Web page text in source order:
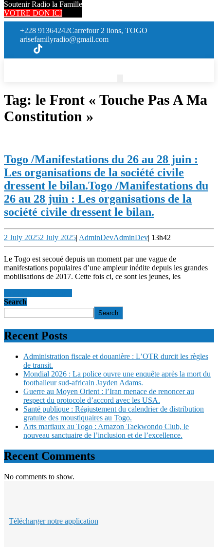
Soutenir Radio la Famille
VOTRE DON ICI
+228 91364242Carrefour 2 lions, TOGO
arisefamilyradio@gmail.com
Tag: le Front « Touche Pas A Ma
Constitution »
Togo /Manifestations du 26 au 28 juin :
Les organisations de la société civile
dressent le bilan.Togo /Manifestations du
26 au 28 juin : Les organisations de la
société civile dressent le bilan.
2 July 20252 July 2025| AdminDevAdminDev| 13h42
Le Togo est secoué depuis un moment par une vague de
manifestations populaires d’une ampleur inédite depuis les grandes
mobilisations de 2017. Cette fois ci, ce sont les jeunes, les
Search
Search
Recent Posts
Administration fiscale et douanière : L’OTR durcit les règles
de transit.
Mondial 2026 : La police ouvre une enquête après la mort du
footballeur sud-africain Jayden Adams.
Guerre au Moyen Orient : l’Iran menace de renoncer au
respect du protocole d’accord avec les USA.
Santé publique : Réajustement du calendrier de distribution
gratuite des moustiquaires au Togo.
Arts martiaux au Togo : Amazon Taekwondo Club, le
nouveau sanctuaire de l’inclusion et de l’excellence.
Recent Comments
No comments to show.
Télécharger notre application